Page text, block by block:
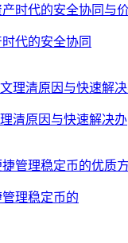
代的安全协同
清原因与快速解决办
理稳定币的